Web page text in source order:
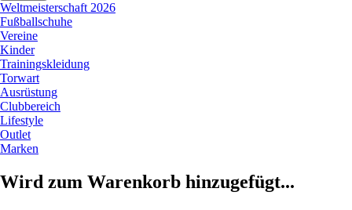
Weltmeisterschaft 2026
Fußballschuhe
Vereine
Kinder
Trainingskleidung
Torwart
Ausrüstung
Clubbereich
Lifestyle
Outlet
Marken
Wird zum Warenkorb hinzugefügt...